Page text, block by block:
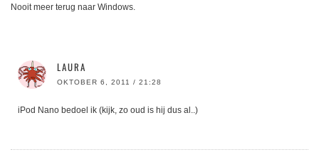
Nooit meer terug naar Windows.
LAURA
OKTOBER 6, 2011 / 21:28
iPod Nano bedoel ik (kijk, zo oud is hij dus al..)